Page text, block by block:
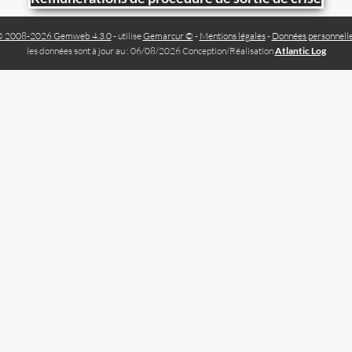
2008-2026 Gemweb 4.3.0- utiliseGemarcur © - Mentions légales- Données
les données sont à jour au : 06/08/2026 Conception/RéalisationAtlantic Log